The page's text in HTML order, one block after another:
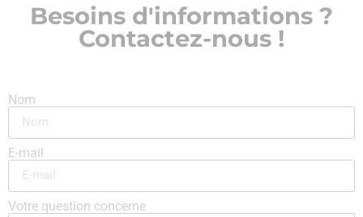
Besoins d'informations ?
Contactez-nous !
Nom
E-mail
Votre question concerne